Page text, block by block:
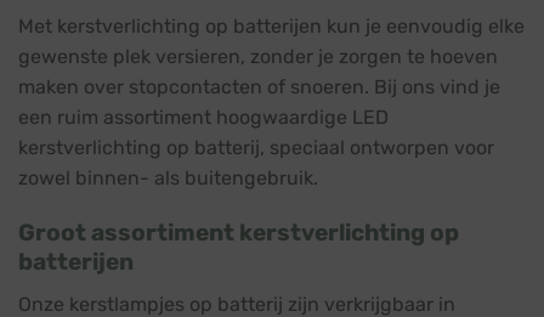
Met kerstverlichting op batterijen kun je eenvoudig elke
gewenste plek versieren, zonder je zorgen te hoeven
maken over stopcontacten of snoeren. Bij ons vind je
een ruim assortiment hoogwaardige LED
kerstverlichting op batterij, speciaal ontworpen voor
zowel binnen- als buitengebruik.
Groot assortiment kerstverlichting op
batterijen
Onze kerstlampjes op batterij zijn verkrijgbaar in